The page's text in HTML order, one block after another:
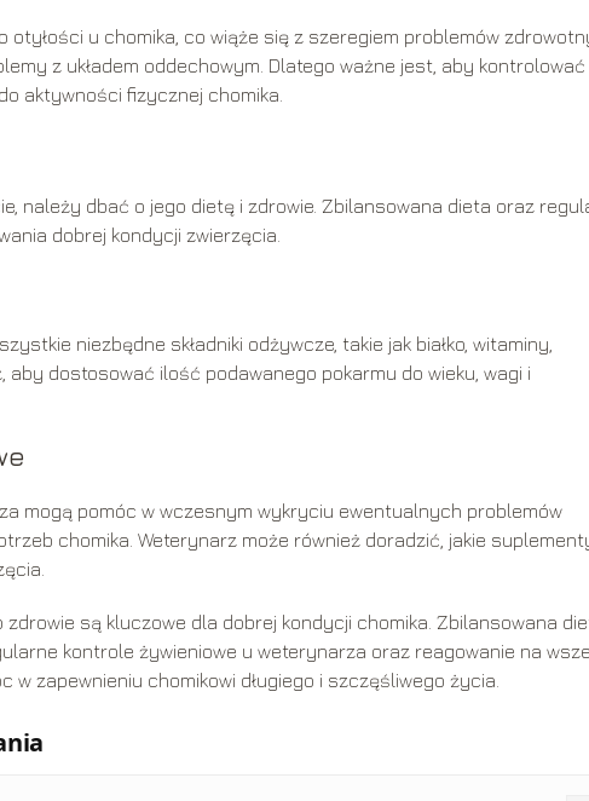
u chomika, co wiąże się z szeregiem problemów
z układem oddechowym. Dlatego ważne jest, aby kontrolować
aktywności fizycznej chomika.
należy dbać o jego dietę i zdrowie. Zbilansowana dieta oraz
dobrej kondycji zwierzęcia.
niezbędne składniki odżywcze, takie jak białko, witaminy,
aby dostosować ilość podawanego pokarmu do wieku, wagi i
mogą pomóc w wczesnym wykryciu ewentualnych problemów
chomika. Weterynarz może również doradzić, jakie
są kluczowe dla dobrej kondycji chomika. Zbilansowana
kontrole żywieniowe u weterynarza oraz reagowanie na
zapewnieniu chomikowi długiego i szczęśliwego życia.